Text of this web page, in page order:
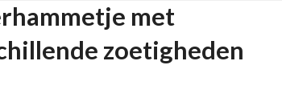
met
zoetigheden